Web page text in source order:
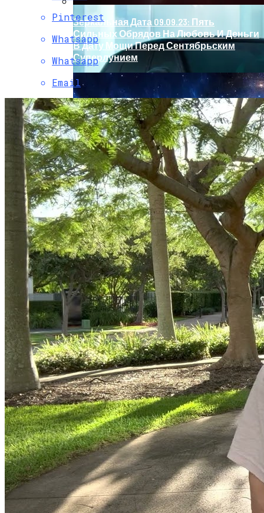
Обновление Для Range Rover Velar:
«умные» Фары, Новый Салон,
Улучшение PHEV-Версии
Электромобиль Xiaomi: Внешность Уже
Известна, Имя – Еще Нет
Зеркальная Дата 09.09.23: Пять
Сильных Обрядов На Любовь И Деньги
В Дату Мощи Перед Сентябрьским
Суперлунием
Зеркальная Дата Осени 2023 Года: Как
Загадывать Желание 09.09 И Что
Делать, Чтобы Привлечь Успех В Свою
Жизнь
Pinterest
Whatsapp
Whatsapp
Email